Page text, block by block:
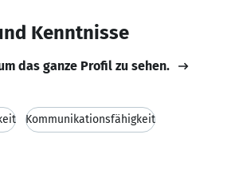
Kenntnisse
das ganze Profil zu sehen.
Kommunikationsfähigkeit